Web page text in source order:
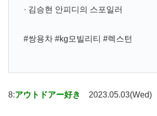
· 김승현 안피디의 스포일러
#쌍용차 #kg모빌리티 #렉스턴
8:アウトドアー好き 2023.05.03(Wed)